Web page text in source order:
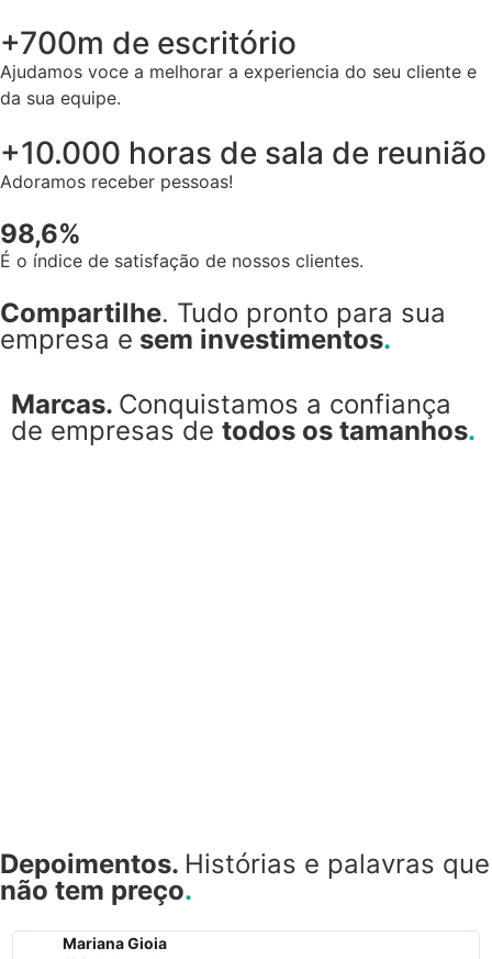
+700m de escritório
Ajudamos voce a melhorar a experiencia do seu cliente e
da sua equipe.
+10.000 horas de sala de reunião
Adoramos receber pessoas!
98,6%
É o índice de satisfação de nossos clientes.
Compartilhe. Tudo pronto para sua
empresa e sem investimentos.
Marcas.​ Conquistamos a confiança
de empresas de todos os tamanhos.
Depoimentos. Histórias e palavras que
não tem preço.
Mariana Gioia